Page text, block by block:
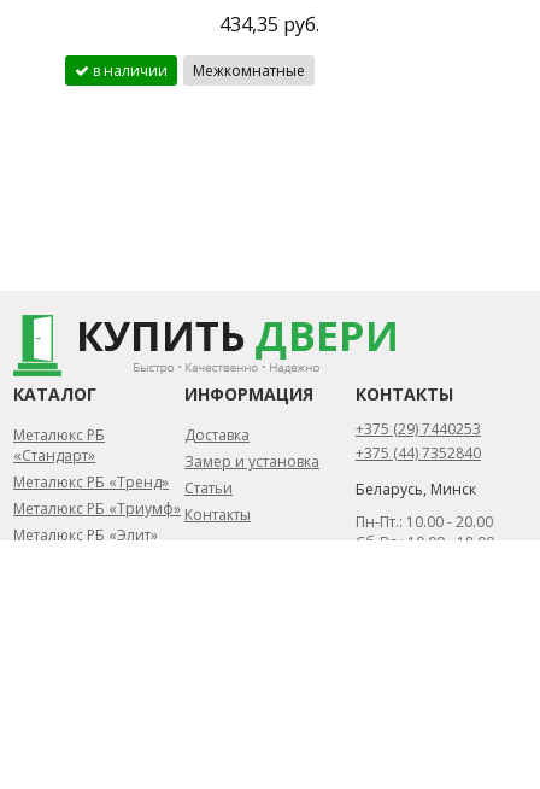
434,35 руб.
в наличии Межкомнатные
КАТАЛОГ
Металюкс РБ
«Стандарт»
Металюкс РБ «Тренд»
Металюкс РБ «Триумф»
Металюкс РБ «Элит»
ИНФОРМАЦИЯ
Доставка
Замер и установка
Статьи
Контакты
КОНТАКТЫ
+375 (29) 7440253
+375 (44) 7352840
Беларусь, Минск
Пн-Пт.: 10.00 - 20.00
Сб-Вс.: 10.00 - 18.00